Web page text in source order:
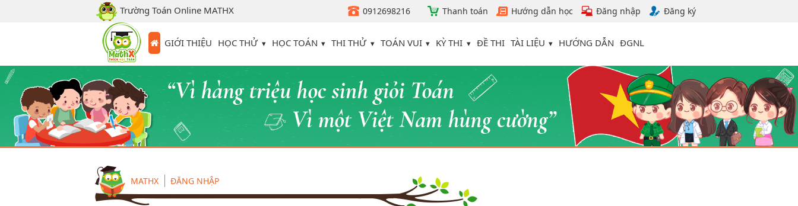
Trường Toán Online MATHX 0912698216 Thanh toán Hướng dẫn học Đăng nhập Đăng ký
GIỚI THIỆU HỌC THỬ HỌC TOÁN THI THỬ TOÁN VUI KỲ THI ĐỀ THI TÀI LIỆU HƯỚNG DẪN ĐGNL
MATHX ĐĂNG NHẬP